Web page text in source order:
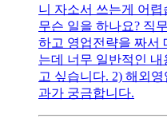
니 자소서 쓰는게 어
무슨 일을 하나요? 직
하고 영업전략을 짜서
는데 너무 일반적인
고 싶습니다. 2) 해외
과가 궁금합니다.